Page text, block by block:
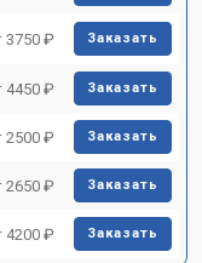
3750 ₽ Заказать
4450 ₽ Заказать
2500 ₽ Заказать
2650 ₽ Заказать
4200 ₽ Заказать